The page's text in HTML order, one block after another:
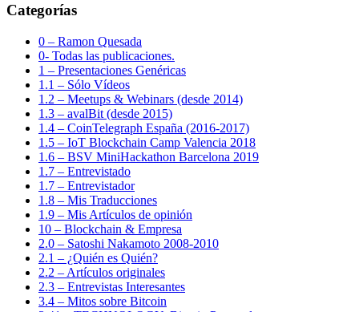
Categorías
0 – Ramon Quesada
0- Todas las publicaciones.
1 – Presentaciones Genéricas
1.1 – Sólo Vídeos
1.2 – Meetups & Webinars (desde 2014)
1.3 – avalBit (desde 2015)
1.4 – CoinTelegraph España (2016-2017)
1.5 – IoT Blockchain Camp Valencia 2018
1.6 – BSV MiniHackathon Barcelona 2019
1.7 – Entrevistado
1.7 – Entrevistador
1.8 – Mis Traducciones
1.9 – Mis Artículos de opinión
10 – Blockchain & Empresa
2.0 – Satoshi Nakamoto 2008-2010
2.1 – ¿Quién es Quién?
2.2 – Artículos originales
2.3 – Entrevistas Interesantes
3.4 – Mitos sobre Bitcoin